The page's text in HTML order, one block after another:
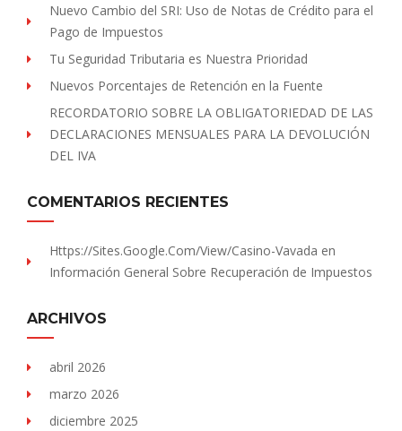
Nuevo Cambio del SRI: Uso de Notas de Crédito para el
Pago de Impuestos
Tu Seguridad Tributaria es Nuestra Prioridad
Nuevos Porcentajes de Retención en la Fuente
RECORDATORIO SOBRE LA OBLIGATORIEDAD DE LAS
DECLARACIONES MENSUALES PARA LA DEVOLUCIÓN
DEL IVA
COMENTARIOS RECIENTES
Https://sites.Google.com/view/Casino-Vavada en
Información General Sobre Recuperación de Impuestos
ARCHIVOS
abril 2026
marzo 2026
diciembre 2025